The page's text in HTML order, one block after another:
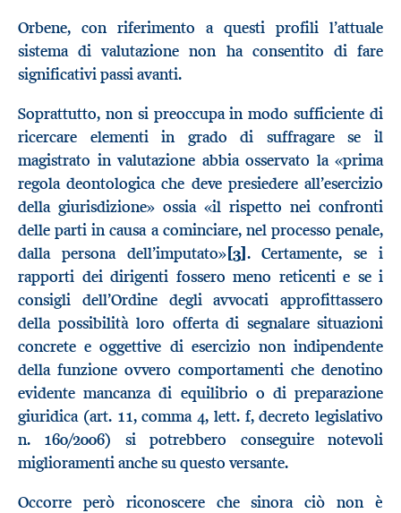
Orbene, con riferimento a questi profili l’attuale
sistema di valutazione non ha consentito di fare
significativi passi avanti.
Soprattutto, non si preoccupa in modo sufficiente di
ricercare elementi in grado di suffragare se il
magistrato in valutazione abbia osservato la «prima
regola deontologica che deve presiedere all’esercizio
della giurisdizione» ossia «il rispetto nei confronti
delle parti in causa a cominciare, nel processo penale,
dalla persona dell’imputato»[3]. Certamente, se i
rapporti dei dirigenti fossero meno reticenti e se i
consigli dell’Ordine degli avvocati approfittassero
della possibilità loro offerta di segnalare situazioni
concrete e oggettive di esercizio non indipendente
della funzione ovvero comportamenti che denotino
evidente mancanza di equilibrio o di preparazione
giuridica (art. 11, comma 4, lett. f, decreto legislativo
n. 160/2006) si potrebbero conseguire notevoli
miglioramenti anche su questo versante.
Occorre però riconoscere che sinora ciò non è